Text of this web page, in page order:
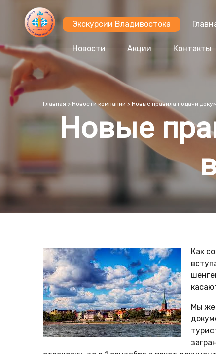
Экскурсии Владивостока
Новости Акции Контакты
Главная > Новости компании > Новые правила подачи
Новые
Как
Мы же